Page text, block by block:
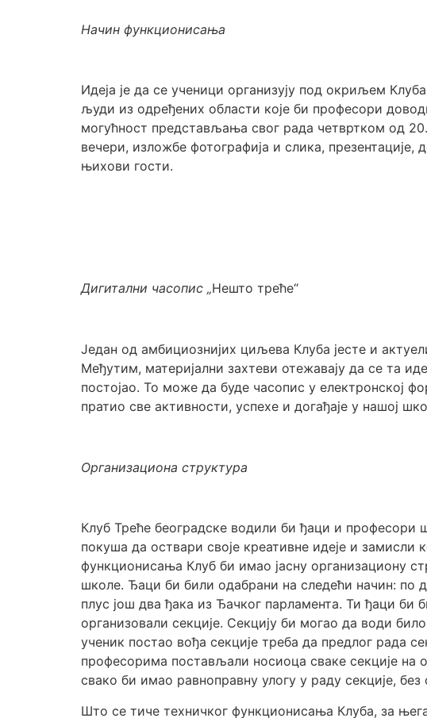
Начин функционисања
Идеја је да се ученици организују под окриљем
људи из одређених области које би професори
могућност представљања свог рада четвртком од
вечери, изложбе фотографија и слика,
њихови гости.
Дигитални часопис „Нешто треће“
Један од амбициознијих циљева Клуба јесте и
Међутим, материјални захтеви отежавају да се та
постојао. То може да буде часопис у електронској
пратио све активности, успехе и догађаје у нашој
Организациона структура
Клуб Треће београдске водили би ђаци и
покуша да оствари своје креативне идеје и
функционисања Клуб би имао јасну организациону
школе. Ђаци би били одабрани на следећи начин: по
плус још два ђака из Ђачког парламента. Ти ђаци
организовали секције. Секцију би могао да води
ученик постао вођа секције треба да предлог рада
професорима постављали носиоца сваке секције на
свако би имао равноправну улогу у раду секције,
Што се тиче техничког функционисања Клуба, за